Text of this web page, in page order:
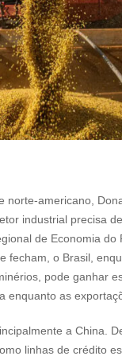
norte-americano,
industrial precisa
de Economia do
fecham, o Brasil,
pode ganhar
enquanto as
a China.
linhas de crédito